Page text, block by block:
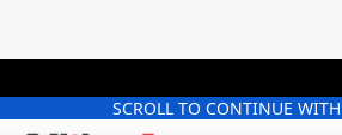
SCROLL TO CONTINUE